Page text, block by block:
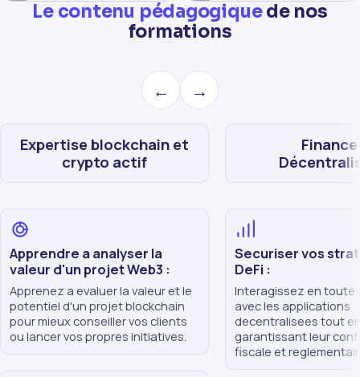
Le contenu pédagogique de nos
formations
← →
Expertise blockchain et
crypto actif
Apprendre a analyser la
valeur d'un projet Web3 :
Apprenez a evaluer la valeur et le
potentiel d'un projet blockchain
pour mieux conseiller vos clients
ou lancer vos propres initiatives.
Finance
Securiser vos
DeFi :
Interagissez en toute
avec les applications
decentralisees tout
garantissant leur
fiscale et